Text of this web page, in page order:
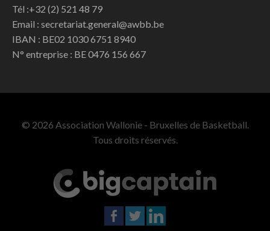
Tél :+32 (2) 521 48 79
Email : secretariat.general@awbb.be
IBAN : BE02 1030 6751 8940
N° entreprise : BE 0476 156 667
© 2026 Association Wallonie - Bruxelles de Basketball.
Tous droits réservés.